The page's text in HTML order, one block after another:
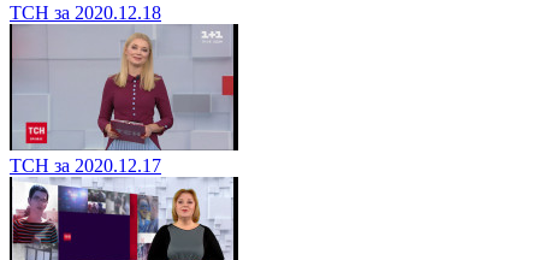
ТСН за 2020.12.18
ТСН за 2020.12.17